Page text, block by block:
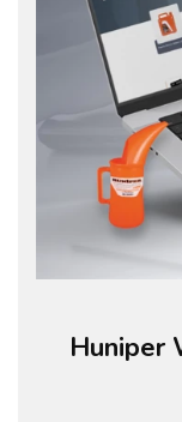
Huniper